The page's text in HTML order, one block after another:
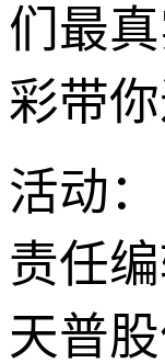
们最
彩带
活动
责任
天普